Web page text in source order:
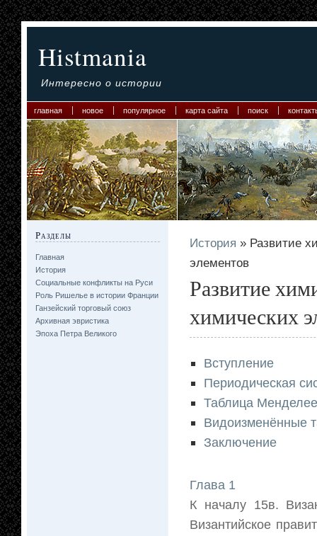
Histmania
Интересно о истории
главная новое популярное карта сайта поиск
Разделы
Главная
История
Социальные конфликты на Руси
Роль Ришелье в истории Франции
Ганзейский торговый союз
Архивная эвристика
Эпоха Петра Великого
История » Развитие
элементов
Развитие
химических
Вступление
Периодическая
Таблица
Видоизменённые
Заключение
Глава 1
К началу 15в.
Византийское